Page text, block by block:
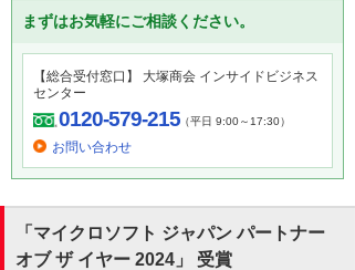
まずはお気軽にご相談ください。
【総合受付窓口】 大塚商会 インサイドビジネス
センター
0120-579-215（平日 9:00～17:30）
お問い合わせ
「マイクロソフト ジャパン パートナー
オブ ザ イヤー 2024」 受賞